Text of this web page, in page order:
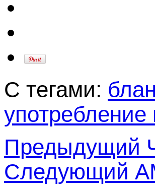
С тегами:
Предыдущий
Следующий